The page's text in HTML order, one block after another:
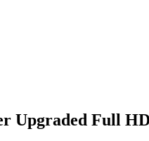
Upgraded Full